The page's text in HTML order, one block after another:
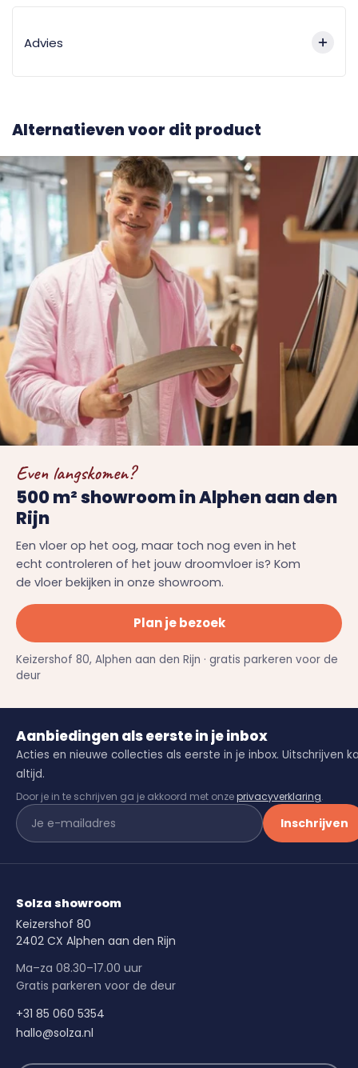
Advies
Alternatieven voor dit product
Even langskomen?
500 m² showroom in Alphen aan den
Rijn
Een vloer op het oog, maar toch nog even in het
echt controleren of het jouw droomvloer is? Kom
de vloer bekijken in onze showroom.
Plan je bezoek
Keizershof 80, Alphen aan den Rijn · gratis parkeren voor de
deur
Aanbiedingen als eerste in je inbox
Acties en nieuwe collecties als eerste in je inbox. Uitschrijven
altijd.
Door je in te schrijven ga je akkoord met onzeprivacyverklaring.
Inschrijven
Solza showroom
Keizershof 80
2402 CX Alphen aan den Rijn
Ma–za 08.30–17.00 uur
Gratis parkeren voor de deur
+31 85 060 5354
hallo@solza.nl